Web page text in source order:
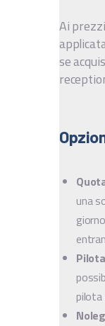
Ai
se
una
pilota